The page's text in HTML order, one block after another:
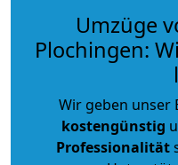
Umzüge
Plochingen:
Wir geben unser
kostengünstig
Professionalität